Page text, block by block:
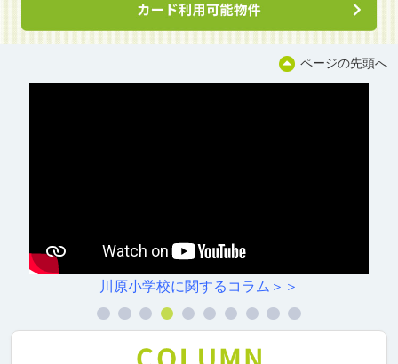
ページの先頭へ
円上中学校に関するコラム＞＞